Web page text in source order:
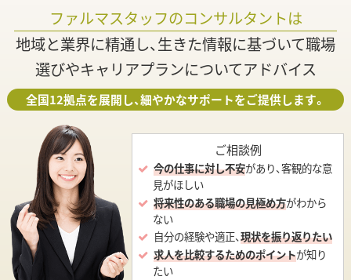
ファルマスタッフのコンサルタントは
地域と業界に精通し、生きた情報に基づいて職場
選びやキャリアプランについてアドバイス
全国12拠点を展開し、細やかなサポートをご提供します。
ご相談例
今の仕事に対し不安があり、客観的な意
見がほしい
将来性のある職場の見極め方がわから
ない
自分の経験や適正、現状を振り返りたい
求人を比較するためのポイントが知り
たい